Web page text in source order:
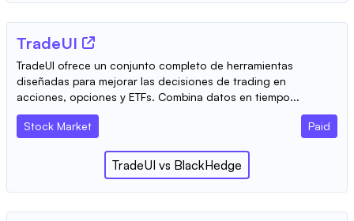
TradeUI
TradeUI ofrece un conjunto completo de herramientas
diseñadas para mejorar las decisiones de trading en
acciones, opciones y ETFs. Combina datos en tiempo...
Stock Market Paid
TradeUI vs BlackHedge